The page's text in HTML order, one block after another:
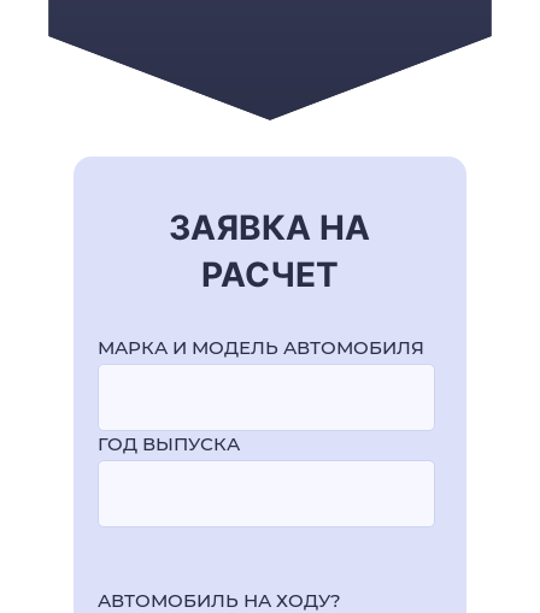
ЗАЯВКА НА
РАСЧЕТ
МАРКА И МОДЕЛЬ АВТОМОБИЛЯ
ГОД ВЫПУСКА
АВТОМОБИЛЬ НА ХОДУ?